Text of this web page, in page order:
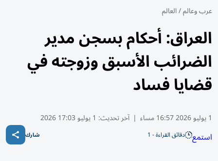
عرب وعالم/العالم
العراق: أحكام بسجن مدير
الضرائب الأسبق وزوجته في
قضايا فساد
1 يوليو 2026 16:57 مساء | آخر تحديث: 1 يوليو 17:03 2026
استمع دقائق القراءة - 1 شارك